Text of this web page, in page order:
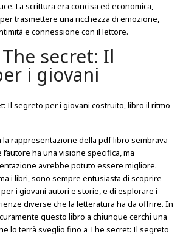
La scrittura era concisa ed economica,
trasmettere una ricchezza di emozione,
e connessione con il lettore.
secret: Il
i giovani
Il segreto per i giovani costruito, libro il ritmo
la rappresentazione della pdf libro sembrava
l’autore ha una visione specifica, ma
avrebbe potuto essere migliore.
i libri, sono sempre entusiasta di scoprire
i giovani autori e storie, e di esplorare i
diverse che la letteratura ha da offrire. In
questo libro a chiunque cerchi una
lo terrà sveglio fino a The secret: Il segreto